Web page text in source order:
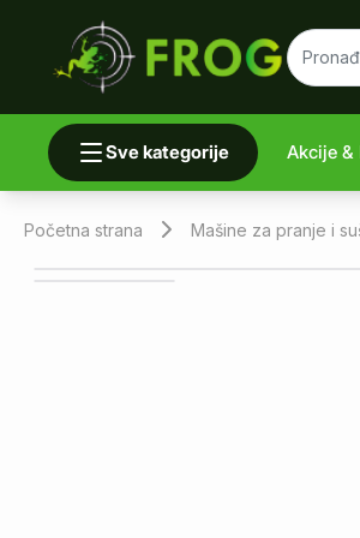
Sve kategorije Akcije &
Početna strana Mašine za pranje i